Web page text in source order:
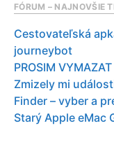
FÓRUM – NAJNOVŠIE
Cestovateľská
journeybot
PROSIM VYMAZAT
Zmizely mi
Finder – vyber a
Starý Apple eMac